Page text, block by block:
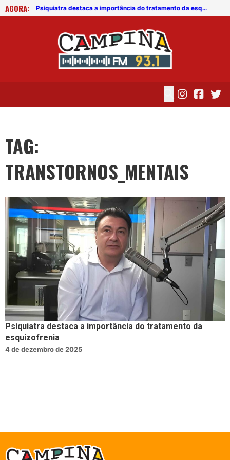
AGORA:
Psiquiatra destaca a importância do tratamento da esquizofrenia Psiquiatra destaca a importância do tratamento da esquizofrenia
TAG:
TRANSTORNOS_MENTAIS
Psiquiatra destaca a importância do tratamento da
esquizofrenia
4 de dezembro de 2025